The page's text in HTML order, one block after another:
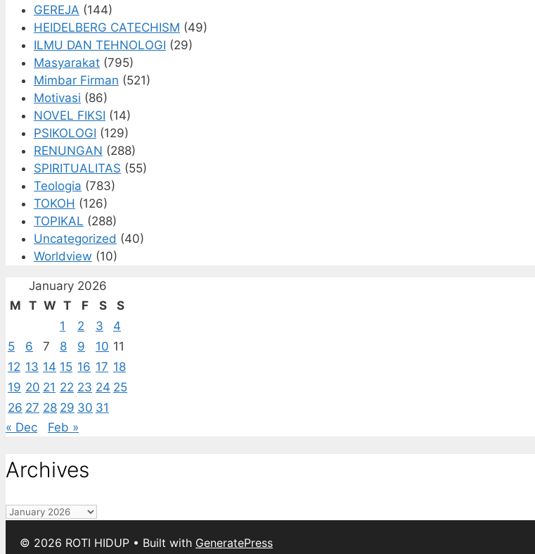
GEREJA (144)
HEIDELBERG CATECHISM (49)
ILMU DAN TEHNOLOGI (29)
Masyarakat (795)
Mimbar Firman (521)
Motivasi (86)
NOVEL FIKSI (14)
PSIKOLOGI (129)
RENUNGAN (288)
SPIRITUALITAS (55)
Teologia (783)
TOKOH (126)
TOPIKAL (288)
Uncategorized (40)
Worldview (10)
January 2026
M T W T F S
S
1
2 3
4
5
6 7 8 9 10 11
12 13 14 15 16 17 18
19 20 21 22 23 24 25
26 27 28 29 30 31
« Dec
Feb »
Archives
Archives
© 2026 ROTI HIDUP • Built with GeneratePress